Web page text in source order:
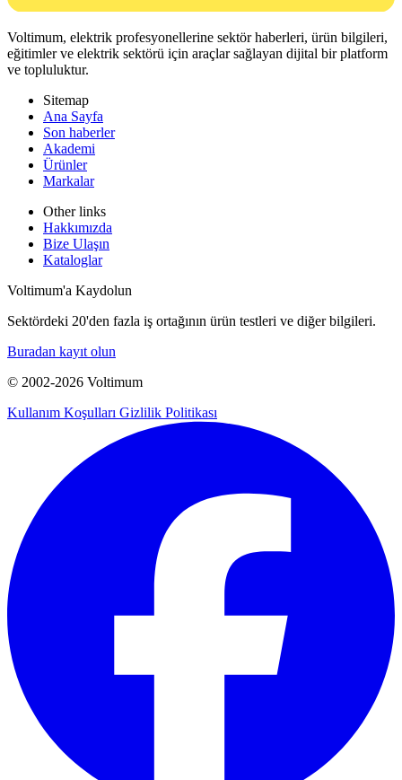
Voltimum, elektrik profesyonellerine sektör haberleri, ürün bilgileri,
eğitimler ve elektrik sektörü için araçlar sağlayan dijital bir platform
ve topluluktur.
Sitemap
Ana Sayfa
Son haberler
Akademi
Ürünler
Markalar
Other links
Hakkımızda
Bize Ulaşın
Kataloglar
Voltimum'a Kaydolun
Sektördeki 20'den fazla iş ortağının ürün testleri ve diğer bilgileri.
Buradan kayıt olun
© 2002-2026 Voltimum
Kullanım Koşulları Gizlilik Politikası